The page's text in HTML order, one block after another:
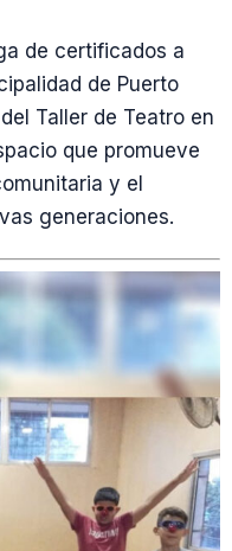
de certificados a
de Puerto
Taller de Teatro en
que promueve
y el
generaciones.